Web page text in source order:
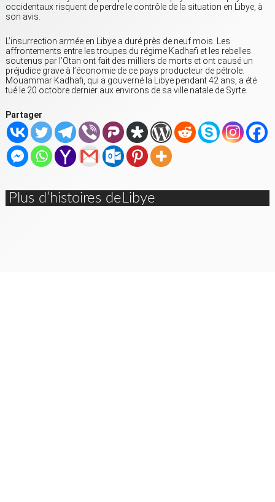
occidentaux risquent de perdre le contrôle de la situation en Libye, à
son avis.
L’insurrection armée en Libye a duré près de neuf mois. Les
affrontements entre les troupes du régime Kadhafi et les rebelles
soutenus par l’Otan ont fait des milliers de morts et ont causé un
préjudice grave à l’économie de ce pays producteur de pétrole.
Mouammar Kadhafi, qui a gouverné la Libye pendant 42 ans, a été
tué le 20 octobre dernier aux environs de sa ville natale de Syrte.
Partager
Plus d’histoires deLibye